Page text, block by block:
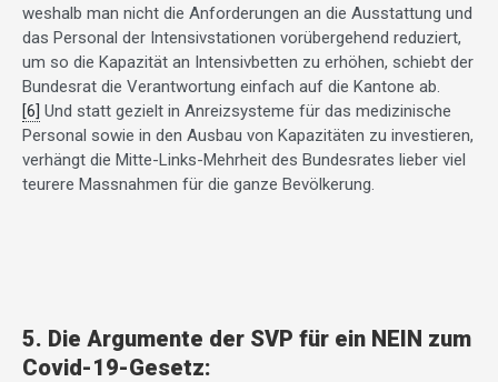
weshalb man nicht die Anforderungen an die Ausstattung und
das Personal der Intensivstationen vorübergehend reduziert,
um so die Kapazität an Intensivbetten zu erhöhen, schiebt der
Bundesrat die Verantwortung einfach auf die Kantone ab.
[6] Und statt gezielt in Anreizsysteme für das medizinische
Personal sowie in den Ausbau von Kapazitäten zu investieren,
verhängt die Mitte-Links-Mehrheit des Bundesrates lieber viel
teurere Massnahmen für die ganze Bevölkerung.
5. Die Argumente der SVP für ein NEIN zum
Covid-19-Gesetz: